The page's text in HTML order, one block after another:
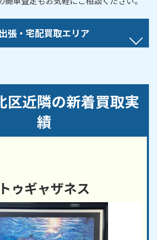
出張・宅配買取エリア
島／中里／中十条／西が丘／西ケ原
／十条駅／田端駅／東十条駅／北赤
駅／志茂駅／王子神谷駅／上中里駅
久駅／梶原駅／栄町駅／飛鳥山駅
区近隣の新着買取実
績
トゥギャザネス